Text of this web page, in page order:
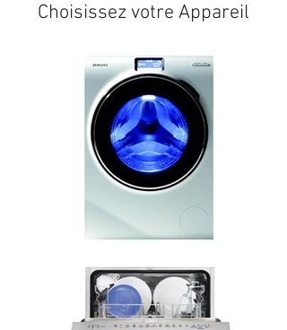
Choisissez votre Appareil